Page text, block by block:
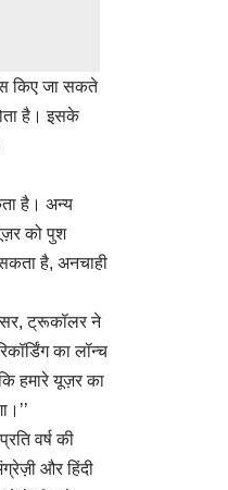
किए जा सकते
है। इसके
है। अन्य
को पुश
है, अनचाही
ट्रूकॉलर ने
का लॉन्च
हमारे यूज़र का
वर्ष की
और हिंदी